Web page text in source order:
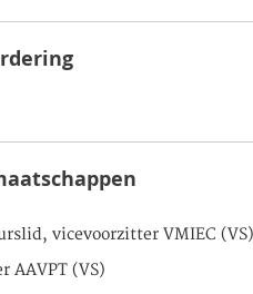
vicevoorzitter VMIEC
AAVPT (VS)